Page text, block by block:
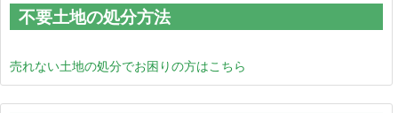
不要土地の処分方法
売れない土地の処分でお困りの方はこちら